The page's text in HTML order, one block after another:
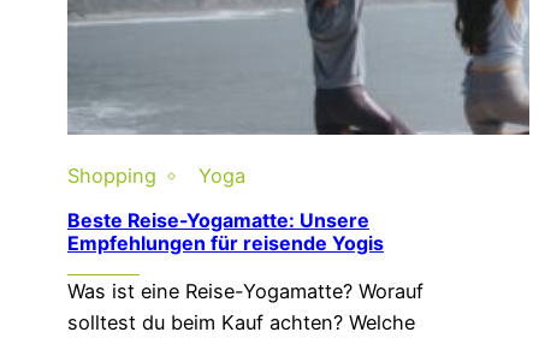
Shopping Yoga
Beste Reise-Yogamatte: Unsere
Empfehlungen für reisende Yogis
Was ist eine Reise-Yogamatte? Worauf
solltest du beim Kauf achten? Welche